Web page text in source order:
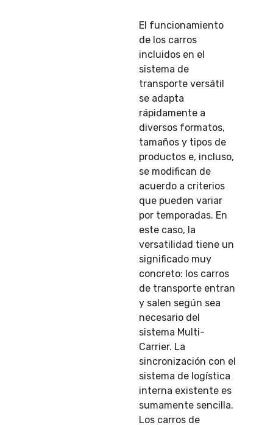
El funcionamiento
de los carros
incluidos en el
sistema de
transporte versátil
se adapta
rápidamente a
diversos formatos,
tamaños y tipos de
productos e, incluso,
se modifican de
acuerdo a criterios
que pueden variar
por temporadas. En
este caso, la
versatilidad tiene un
significado muy
concreto: los carros
de transporte entran
y salen según sea
necesario del
sistema Multi-
Carrier. La
sincronización con el
sistema de logística
interna existente es
sumamente sencilla.
Los carros de